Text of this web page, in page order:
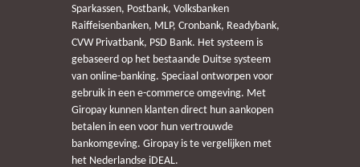
Sparkassen, Postbank, Volksbanken
Raiffeisenbanken, MLP, Cronbank, Readybank,
CVW Privatbank, PSD Bank. Het systeem is
gebaseerd op het bestaande Duitse systeem
van online-banking. Speciaal ontworpen voor
gebruik in een e-commerce omgeving. Met
Giropay kunnen klanten direct hun aankopen
betalen in een voor hun vertrouwde
bankomgeving. Giropay is te vergelijken met
het Nederlandse iDEAL.